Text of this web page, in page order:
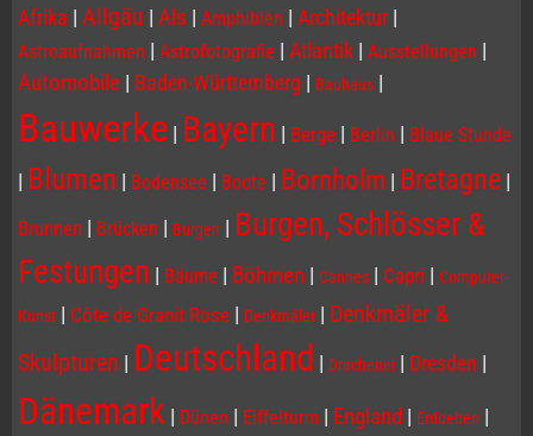
Afrika | Allgäu | Als | Amphibien | Architektur |
Astroaufnahmen | Astrofotografie | Atlantik | Ausstellungen |
Automobile | Baden-Württemberg | Bauhaus |
Bauwerke | Bayern | Berge | Berlin | Blaue Stunde
| Blumen | Bodensee | Boote | Bornholm | Bretagne |
Brunnen | Brücken | Burgen | Burgen, Schlösser &
Festungen | Bäume | Böhmen | Cannes | Capri | Computer-
Kunst | Côte de Granit Rose | Denkmäler | Denkmäler &
Skulpturen | Deutschland | Drachenei | Dresden |
Dänemark | Dünen | Eiffelturm | England | Erdbeben |